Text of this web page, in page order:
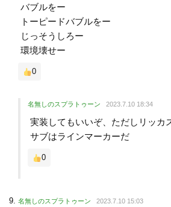
バブルをー
トーピードバブルをー
じっそうしろー
環境壊せー
0
名無しのスプラトゥーン 2023.7.10 18:34
実装してもいいぞ、ただしリッカ
サブはラインマーカーだ
0
名無しのスプラトゥーン 2023.7.10 15:03